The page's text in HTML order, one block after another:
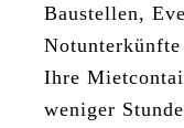
Baustellen,
Notunterkünfte
Ihre
weniger